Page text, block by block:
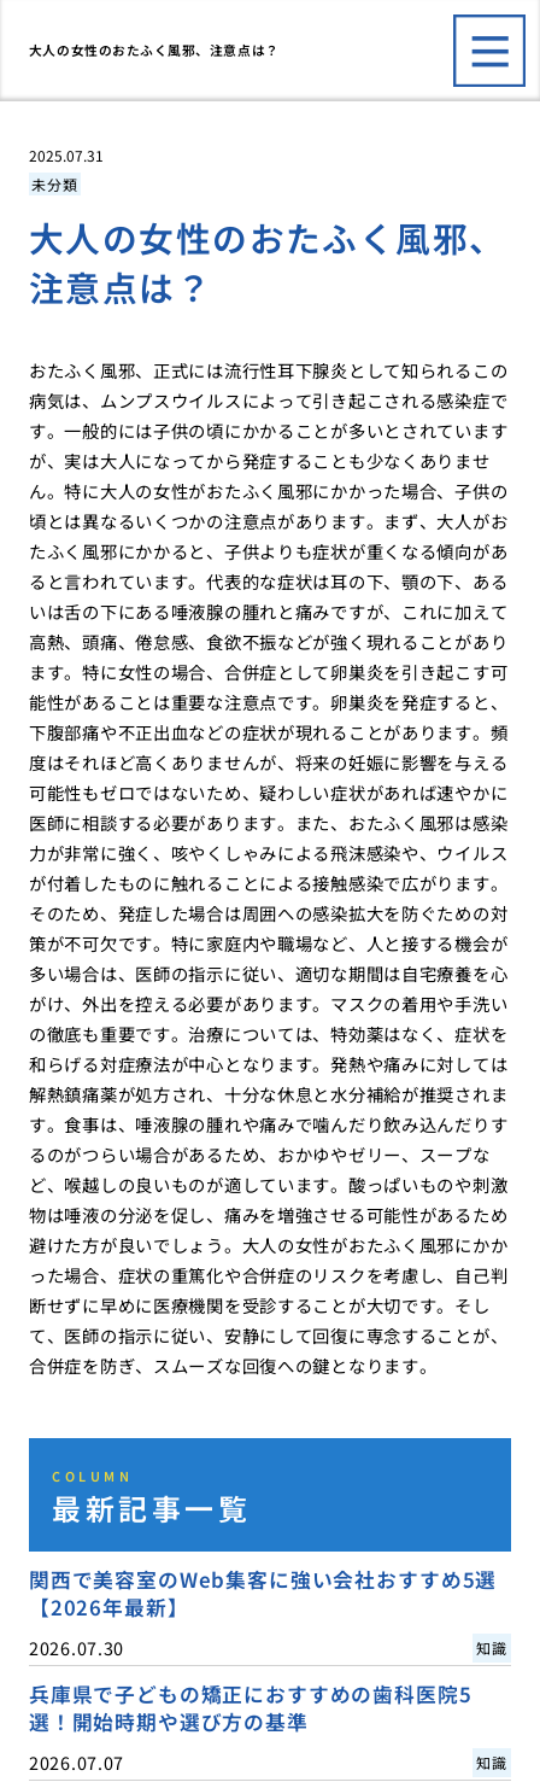
大人の女性のおたふく風邪、注意点は？
2025.07.31
未分類
大人の女性のおたふく風邪、
注意点は？
おたふく風邪、正式には流行性耳下腺炎として知られるこの
病気は、ムンプスウイルスによって引き起こされる感染症で
す。一般的には子供の頃にかかることが多いとされています
が、実は大人になってから発症することも少なくありませ
ん。特に大人の女性がおたふく風邪にかかった場合、子供の
頃とは異なるいくつかの注意点があります。まず、大人がお
たふく風邪にかかると、子供よりも症状が重くなる傾向があ
ると言われています。代表的な症状は耳の下、顎の下、ある
いは舌の下にある唾液腺の腫れと痛みですが、これに加えて
高熱、頭痛、倦怠感、食欲不振などが強く現れることがあり
ます。特に女性の場合、合併症として卵巣炎を引き起こす可
能性があることは重要な注意点です。卵巣炎を発症すると、
下腹部痛や不正出血などの症状が現れることがあります。頻
度はそれほど高くありませんが、将来の妊娠に影響を与える
可能性もゼロではないため、疑わしい症状があれば速やかに
医師に相談する必要があります。また、おたふく風邪は感染
力が非常に強く、咳やくしゃみによる飛沫感染や、ウイルス
が付着したものに触れることによる接触感染で広がります。
そのため、発症した場合は周囲への感染拡大を防ぐための対
策が不可欠です。特に家庭内や職場など、人と接する機会が
多い場合は、医師の指示に従い、適切な期間は自宅療養を心
がけ、外出を控える必要があります。マスクの着用や手洗い
の徹底も重要です。治療については、特効薬はなく、症状を
和らげる対症療法が中心となります。発熱や痛みに対しては
解熱鎮痛薬が処方され、十分な休息と水分補給が推奨されま
す。食事は、唾液腺の腫れや痛みで噛んだり飲み込んだりす
るのがつらい場合があるため、おかゆやゼリー、スープな
ど、喉越しの良いものが適しています。酸っぱいものや刺激
物は唾液の分泌を促し、痛みを増強させる可能性があるため
避けた方が良いでしょう。大人の女性がおたふく風邪にかか
った場合、症状の重篤化や合併症のリスクを考慮し、自己判
断せずに早めに医療機関を受診することが大切です。そし
て、医師の指示に従い、安静にして回復に専念することが、
合併症を防ぎ、スムーズな回復への鍵となります。
COLUMN
最新記事一覧
関西で美容室のWeb集客に強い会社おすすめ5選
【2026年最新】
2026.07.30 知識
兵庫県で子どもの矯正におすすめの歯科医院5
選！開始時期や選び方の基準
2026.07.07 知識